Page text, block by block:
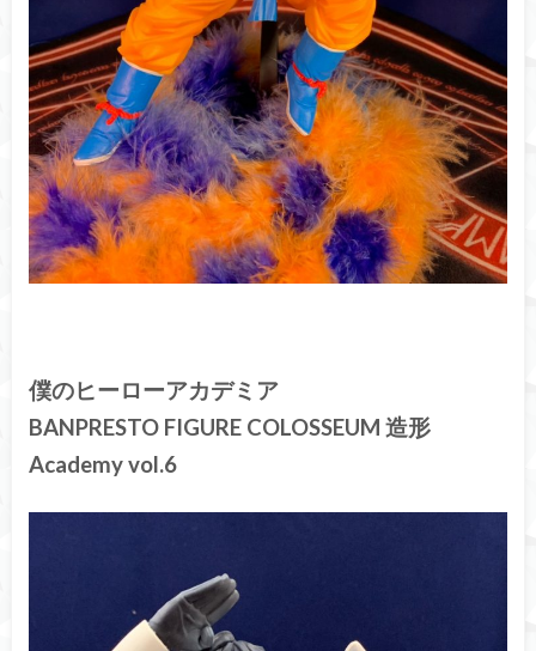
僕のヒーローアカデミア
BANPRESTO FIGURE COLOSSEUM 造形
Academy vol.6